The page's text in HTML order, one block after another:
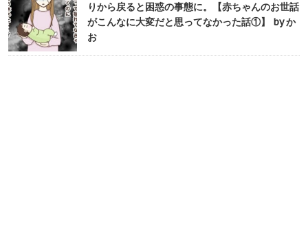
りから戻ると困惑の事態に。【赤ちゃんのお世話
がこんなに大変だと思ってなかった話①】 by か
お